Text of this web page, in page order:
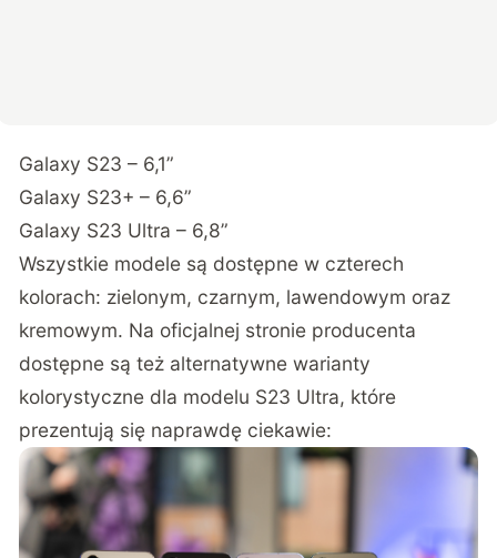
Galaxy S23 – 6,1”
Galaxy S23+ – 6,6”
Galaxy S23 Ultra – 6,8”
Wszystkie modele są dostępne w czterech
kolorach: zielonym, czarnym, lawendowym oraz
kremowym. Na oficjalnej stronie producenta
dostępne są też alternatywne warianty
kolorystyczne dla modelu S23 Ultra, które
prezentują się naprawdę ciekawie: